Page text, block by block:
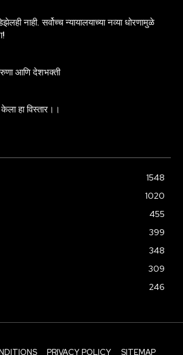
नाही. सर्वोच्च न्यायालयाच्या नव्या धोरणामुळे
आणि देशभक्ती
हा विस्तार।।
1548
1020
455
399
348
309
246
PRIVACY POLICY SITEMAP